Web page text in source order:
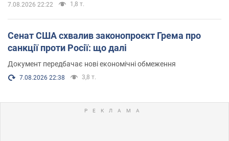
7.08.2026 22:22 1,8 т.
Сенат США схвалив законопроєкт Грема про
санкції проти Росії: що далі
Документ передбачає нові економічні обмеження
7.08.2026 22:38 3,8 т.